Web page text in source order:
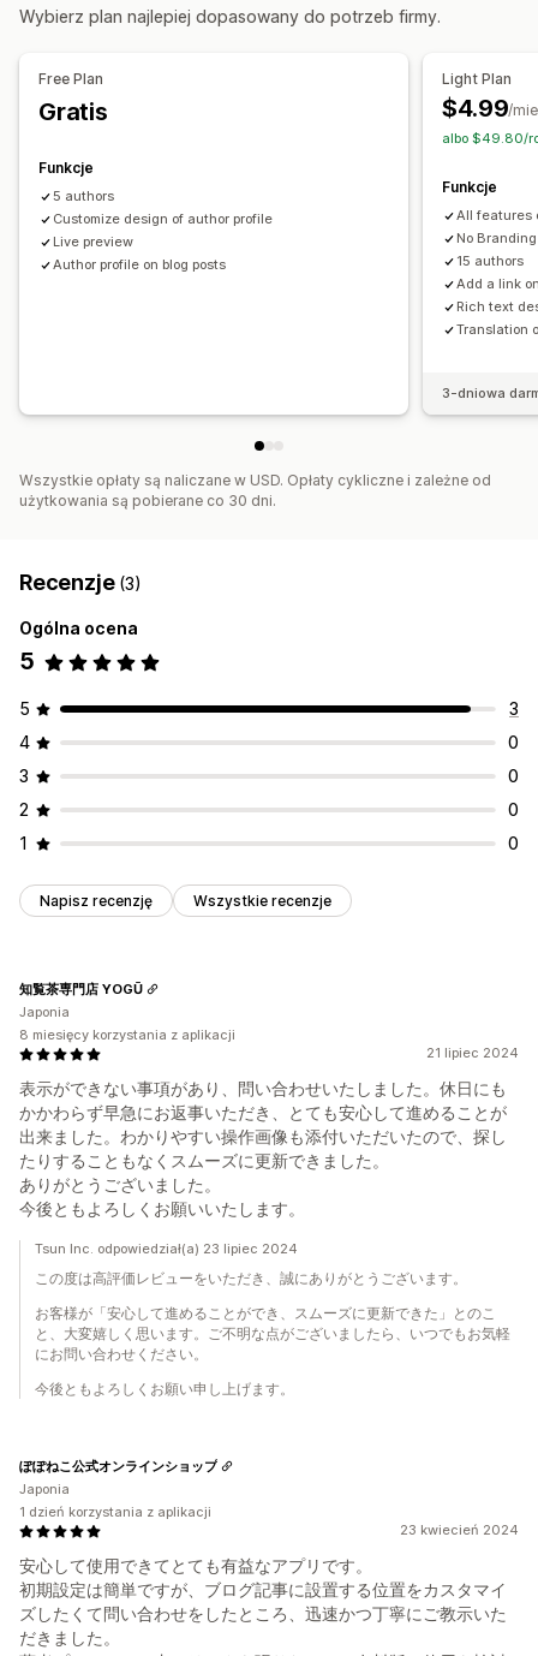
Wybierz plan najlepiej dopasowany do potrzeb firmy.
Free Plan
Gratis
Funkcje
5 authors
Customize design of author profile
Live preview
Author profile on blog posts
Light Plan
$4.99/
albo $49.80/
Funkcje
All features
No Branding
15 authors
Add a link
Rich text
Translation
3-dniowa
Wszystkie opłaty są naliczane w USD. Opłaty cykliczne i zależne od
użytkowania są pobierane co 30 dni.
Recenzje (3)
Ogólna ocena
5
5
3
4
0
3
0
2
0
1
0
Napisz recenzję Wszystkie recenzje
21 lipiec 2024
表示ができない事項があり、問い合わせいたしました。休日にも
かかわらず早急にお返事いただき、とても安心して進めることが
出来ました。わかりやすい操作画像も添付いただいたので、探し
たりすることもなくスムーズに更新できました。
ありがとうございました。
今後ともよろしくお願いいたします。
知覧茶専門店 YOGŪ
Japonia
8 miesięcy korzystania z aplikacji
Tsun Inc. odpowiedział(a) 23 lipiec 2024
この度は高評価レビューをいただき、誠にありがとうございます。
お客様が「安心して進めることができ、スムーズに更新できた」とのこ
と、大変嬉しく思います。ご不明な点がございましたら、いつでもお気軽
にお問い合わせください。
今後ともよろしくお願い申し上げます。
23 kwiecień 2024
安心して使用できてとても有益なアプリです。
初期設定は簡単ですが、ブログ記事に設置する位置をカスタマイ
ズしたくて問い合わせをしたところ、迅速かつ丁寧にご教示いた
だきました。
ぽぽねこ公式オンラインショップ
Japonia
1 dzień korzystania z aplikacji